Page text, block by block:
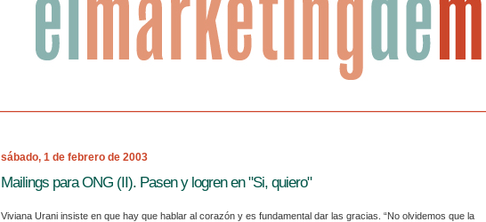
sábado, 1 de febrero de 2003
Mailings para ONG (II). Pasen y logren en "Si, quiero"
Viviana Urani insiste en que hay que hablar al corazón y es fundamental dar las gracias. “No olvidemos que la